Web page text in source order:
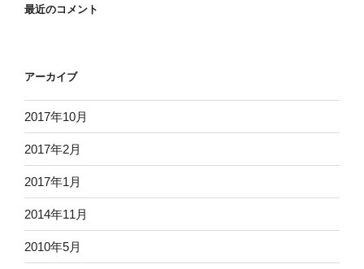
最近のコメント
アーカイブ
2017年10月
2017年2月
2017年1月
2014年11月
2010年5月